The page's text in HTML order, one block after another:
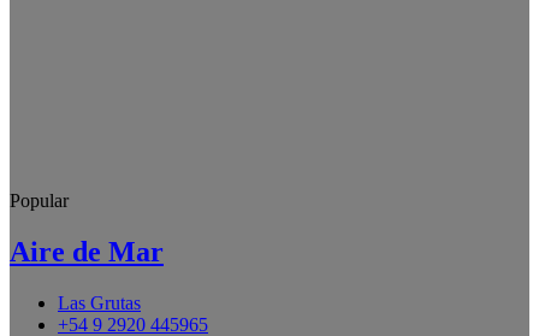
Popular
Aire de Mar
Las Grutas
+54 9 2920 445965